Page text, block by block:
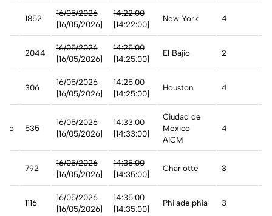
1852
16/05/2026
[16/05/2026]
14:22:00
[14:22:00]
New York 4
2044
16/05/2026
[16/05/2026]
14:25:00
[14:25:00]
El Bajio 2
306
16/05/2026
[16/05/2026]
14:25:00
[14:25:00]
Houston 4
535
16/05/2026
[16/05/2026]
14:33:00
[14:33:00]
Ciudad de
Mexico
AICM
4
792
16/05/2026
[16/05/2026]
14:35:00
[14:35:00]
Charlotte 3
1116
16/05/2026
[16/05/2026]
14:35:00
[14:35:00]
Philadelphia 3